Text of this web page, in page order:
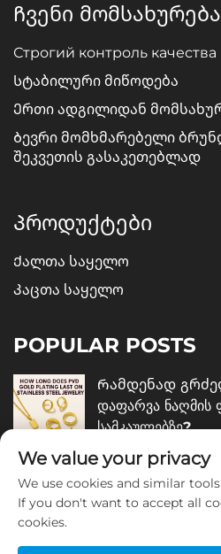
Ჩვენი მომსახურება
Строгий контроль качества
Სტაბილური მიწოდება
Ერთი ადგილიდან
Ბევრი მომხმარებელი
შეკვეთის გასაკეთებლად
Პროდუქტები
Ქალთა საყელო
Კაცთა საყელო
POPULAR POSTS
Რამდენად
დაფარვა
სამკაულებზე?
December 05, 2025
Როგორ
We value your privacy
We use cookies and similar
If you don't want to accept all
cookies.